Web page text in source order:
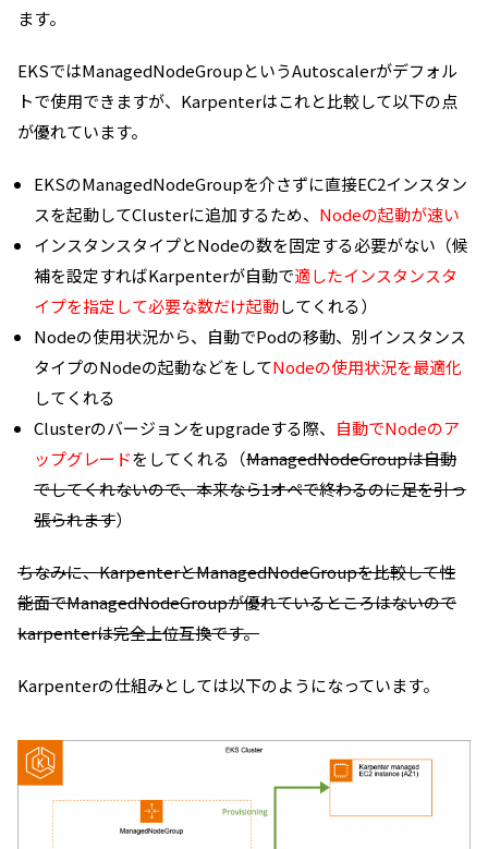
ます。
EKSではManagedNodeGroupというAutoscalerがデフォル
トで使用できますが、Karpenterはこれと比較して以下の点
が優れています。
EKSのManagedNodeGroupを介さずに直接EC2インスタン
スを起動してClusterに追加するため、 Nodeの起動が速い
インスタンスタイプとNodeの数を固定する必要がない（候
補を設定すればKarpenterが自動で適したインスタンスタ
イプを指定して必要な数だけ起動してくれる）
Nodeの使用状況から、自動でPodの移動、別インスタンス
タイプのNodeの起動などをしてNodeの使用状況を最適化
してくれる
Clusterのバージョンをupgradeする際、 自動でNodeのア
ップグレードをしてくれる（ManagedNodeGroupは自動
でしてくれないので、本来なら1オペで終わるのに足を引っ
張られます）
ちなみに、KarpenterとManagedNodeGroupを比較して性
能面でManagedNodeGroupが優れているところはないので
karpenterは完全上位互換です。
Karpenterの仕組みとしては以下のようになっています。